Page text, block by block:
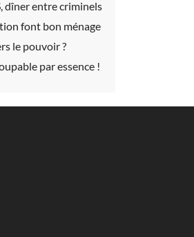
dîner entre criminels
font bon ménage
le pouvoir ?
par essence !